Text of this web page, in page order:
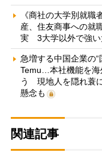
《商社の大学別就
産、住友商事への就
実 3大学以外で強い
急増する中国企業の
Temu…本社機能を海
う 現地人を隠れ蓑
懸念も
関連記事